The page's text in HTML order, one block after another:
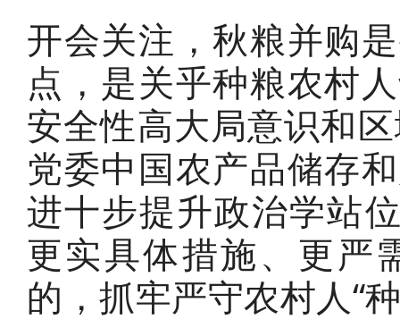
开会关注，秋粮并购
点，是关乎种粮农村
安全性高大局意识和
党委中国农产品储存
进十步提升政治学站
更实具体措施、更严
的，抓牢严守农村人“